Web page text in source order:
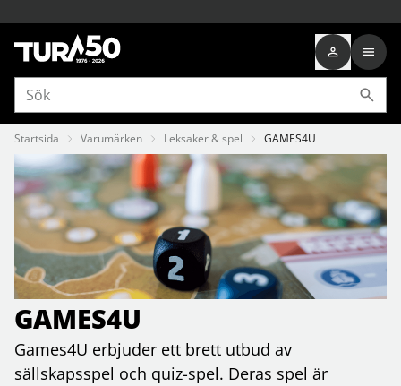
Startsida Varumärken Leksaker & spel GAMES4U
GAMES4U
Games4U erbjuder ett brett utbud av
sällskapsspel och quiz-spel. Deras spel är